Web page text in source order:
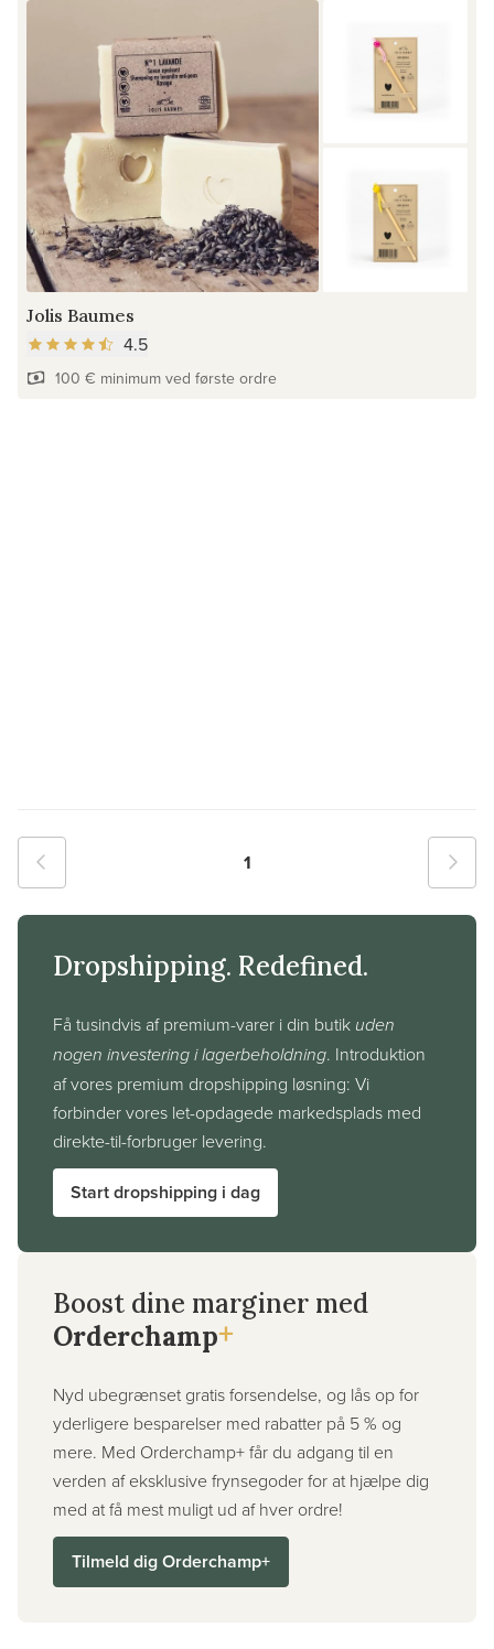
Jolis Baumes
4.5
100 € minimum ved første ordre
1
Dropshipping. Redefined.
Få tusindvis af premium-varer i din butik uden
nogen investering i lagerbeholdning. Introduktion
af vores premium dropshipping løsning: Vi
forbinder vores let-opdagede markedsplads med
direkte-til-forbruger levering.
Start dropshipping i dag
Boost dine marginer med
Orderchamp+
Nyd ubegrænset gratis forsendelse, og lås op for
yderligere besparelser med rabatter på 5 % og
mere. Med Orderchamp+ får du adgang til en
verden af eksklusive frynsegoder for at hjælpe dig
med at få mest muligt ud af hver ordre!
Tilmeld dig Orderchamp+